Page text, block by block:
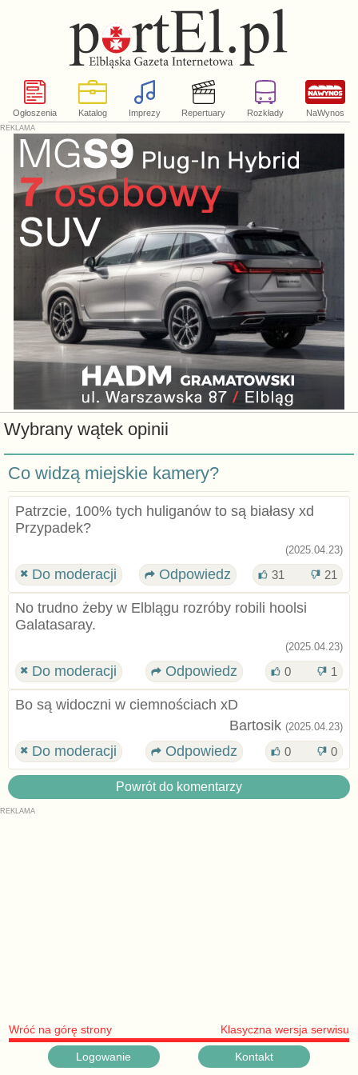
Ogłoszenia Katalog Imprezy Repertuary Rozkłady NaWynos
Wybrany wątek opinii
Co widzą miejskie kamery?
Patrzcie, 100% tych huliganów to są białasy xd
Przypadek?
(2025.04.23)
Do moderacji Odpowiedz 31 21
No trudno żeby w Elblągu rozróby robili hoolsi
Galatasaray.
(2025.04.23)
Do moderacji Odpowiedz 0 1
Bo są widoczni w ciemnościach xD
Bartosik (2025.04.23)
Do moderacji Odpowiedz 0 0
Powrót do komentarzy
Wróć na górę strony Klasyczna wersja serwisu
Logowanie Kontakt